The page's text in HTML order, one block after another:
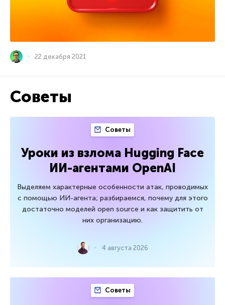
22 декабря 2021
Советы
Советы
Уроки из взлома Hugging Face
ИИ-агентами OpenAI
Выделяем характерные особенности атак, проводимых
с помощью ИИ-агента; разбираемся, почему для этого
достаточно моделей open source и как защитить от
них организацию.
4 августа 2026
Советы